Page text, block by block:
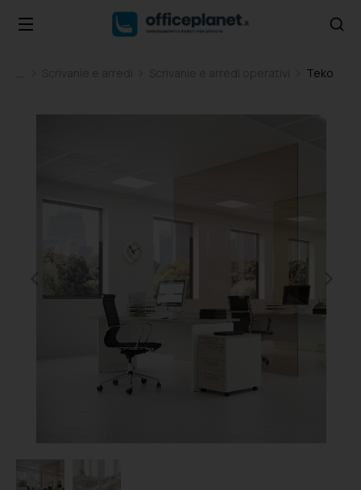
Tu sei qui: Teko